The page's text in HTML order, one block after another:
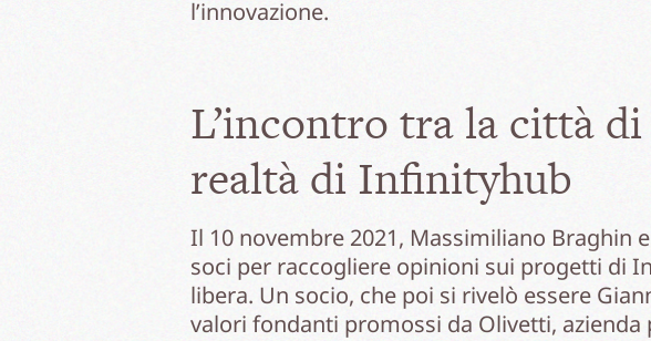
l’innovazione.
L’incontro tra la città
realtà di Infinityhub
Il 10 novembre 2021, Massimiliano Braghin
soci per raccogliere opinioni sui progetti di
libera. Un socio, che poi si rivelò essere
valori fondanti promossi da Olivetti,